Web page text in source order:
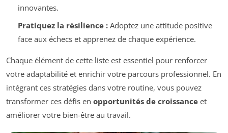
innovantes.
Pratiquez la résilience :Adoptez une attitude positive
face aux échecs et apprenez de chaque expérience.
Chaque élément de cette liste est essentiel pour renforcer
votre adaptabilité et enrichir votre parcours professionnel. En
intégrant ces stratégies dans votre routine, vous pouvez
transformer ces défis en opportunités de croissance et
améliorer votre bien-être au travail.